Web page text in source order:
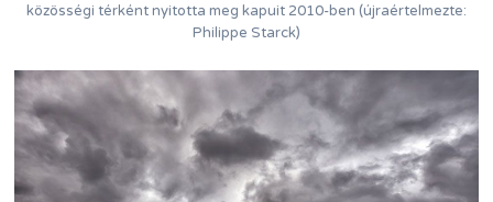
közösségi térként nyitotta meg kapuit 2010-ben (újraértelmezte:
Philippe Starck)